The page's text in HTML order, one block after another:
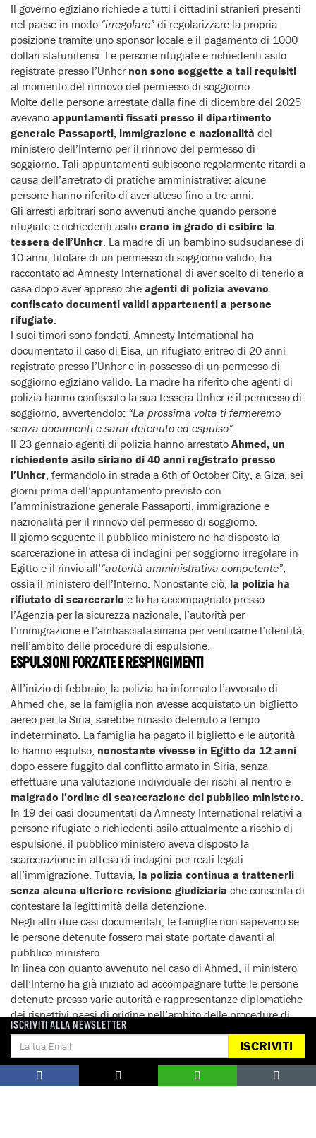
Il governo egiziano richiede a tutti i cittadini stranieri presenti
nel paese in modo “irregolare” di regolarizzare la propria
posizione tramite uno sponsor locale e il pagamento di 1000
dollari statunitensi. Le persone rifugiate e richiedenti asilo
registrate presso l’Unhcr non sono soggette a tali requisiti
al momento del rinnovo del permesso di soggiorno.
Molte delle persone arrestate dalla fine di dicembre del 2025
avevano appuntamenti fissati presso il dipartimento
generale Passaporti, immigrazione e nazionalità del
ministero dell’Interno per il rinnovo del permesso di
soggiorno. Tali appuntamenti subiscono regolarmente ritardi a
causa dell’arretrato di pratiche amministrative: alcune
persone hanno riferito di aver atteso fino a tre anni.
Gli arresti arbitrari sono avvenuti anche quando persone
rifugiate e richiedenti asilo erano in grado di esibire la
tessera dell’Unhcr . La madre di un bambino sudsudanese di
10 anni, titolare di un permesso di soggiorno valido, ha
raccontato ad Amnesty International di aver scelto di tenerlo a
casa dopo aver appreso che agenti di polizia avevano
confiscato documenti validi appartenenti a persone
rifugiate
I suoi timori sono fondati. Amnesty International ha
documentato il caso di Eisa, un rifugiato eritreo di 20 anni
registrato presso l’Unhcr e in possesso di un permesso di
soggiorno egiziano valido. La madre ha riferito che agenti di
polizia hanno confiscato la sua tessera Unhcr e il permesso di
soggiorno, avvertendolo: “La prossima volta ti fermeremo
senza documenti e sarai detenuto ed espulso”.
Il 23 gennaio agenti di polizia hanno arrestato Ahmed, un
richiedente asilo siriano di 40 anni registrato presso
l’Unhcr , fermandolo in strada a 6th of October City, a Giza, sei
giorni prima dell’appuntamento previsto con
l’amministrazione generale Passaporti, immigrazione e
nazionalità per il rinnovo del permesso di soggiorno.
Il giorno seguente il pubblico ministero ne ha disposto la
scarcerazione in attesa di indagini per soggiorno irregolare in
Egitto e il rinvio all’“autorità amministrativa competente”
ossia il ministero dell’Interno. Nonostante ciò, la polizia ha
rifiutato di scarcerarlo e lo ha accompagnato presso
l’Agenzia per la sicurezza nazionale, l’autorità per
l’immigrazione e l’ambasciata siriana per verificarne l’identità,
nell’ambito delle procedure di espulsione.
ESPULSIONI FORZATE E RESPINGIMENTI
All’inizio di febbraio, la polizia ha informato l’avvocato di
Ahmed che, se la famiglia non avesse acquistato un biglietto
aereo per la Siria, sarebbe rimasto detenuto a tempo
indeterminato. La famiglia ha pagato il biglietto e le autorità
lo hanno espulso, nonostante vivesse in Egitto da 12 anni
dopo essere fuggito dal conflitto armato in Siria, senza
effettuare una valutazione individuale dei rischi al rientro e
malgrado l’ordine di scarcerazione del pubblico ministero
In 19 dei casi documentati da Amnesty International relativi a
persone rifugiate o richiedenti asilo attualmente a rischio di
espulsione, il pubblico ministero aveva disposto la
scarcerazione in attesa di indagini per reati legati
all’immigrazione. Tuttavia, la polizia continua a trattenerli
senza alcuna ulteriore revisione giudiziaria che consenta di
contestare la legittimità della detenzione.
Negli altri due casi documentati, le famiglie non sapevano se
le persone detenute fossero mai state portate davanti al
pubblico ministero.
In linea con quanto avvenuto nel caso di Ahmed, il ministero
dell’Interno ha già iniziato ad accompagnare tutte le persone
detenute presso varie autorità e rappresentanze diplomatiche
dei rispettivi paesi di origine nell’ambito delle procedure di
espulsione.
Il principio di non-respingimento vieta agli stati di
trasferire una persona verso un luogo in cui correrebbe
un rischio concreto di gravi violazioni dei diritti umani
ISCRIVITI ALLA NEWSLETTER
ISCRIVITI